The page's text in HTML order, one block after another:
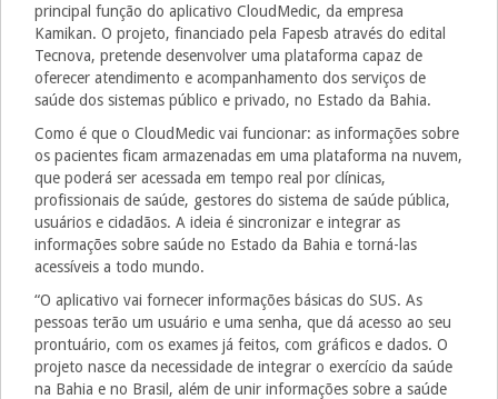
principal função do aplicativo CloudMedic, da empresa
Kamikan. O projeto, financiado pela Fapesb através do edital
Tecnova, pretende desenvolver uma plataforma capaz de
oferecer atendimento e acompanhamento dos serviços de
saúde dos sistemas público e privado, no Estado da Bahia.
Como é que o CloudMedic vai funcionar: as informações sobre
os pacientes ficam armazenadas em uma plataforma na nuvem,
que poderá ser acessada em tempo real por clínicas,
profissionais de saúde, gestores do sistema de saúde pública,
usuários e cidadãos. A ideia é sincronizar e integrar as
informações sobre saúde no Estado da Bahia e torná-las
acessíveis a todo mundo.
“O aplicativo vai fornecer informações básicas do SUS. As
pessoas terão um usuário e uma senha, que dá acesso ao seu
prontuário, com os exames já feitos, com gráficos e dados. O
projeto nasce da necessidade de integrar o exercício da saúde
na Bahia e no Brasil, além de unir informações sobre a saúde